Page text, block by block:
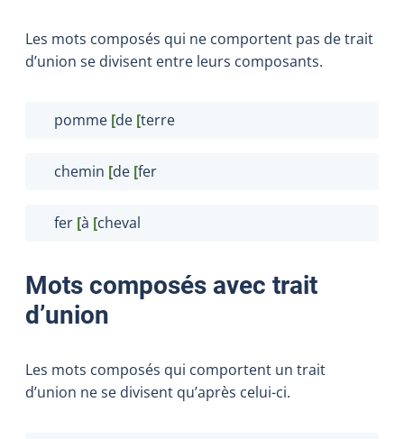
Les mots composés qui ne comportent pas de trait
d’union se divisent entre leurs composants.
pomme [de [terre
chemin [de [fer
fer [à [cheval
Mots composés avec trait
d’union
Les mots composés qui comportent un trait
d’union ne se divisent qu’après celui-ci.